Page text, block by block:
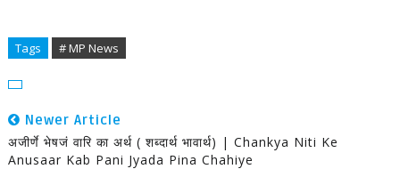
Tags # MP News
Newer Article
अजीर्णे भेषजं वारि का अर्थ ( शब्दार्थ भावार्थ) | Chankya Niti Ke
Anusaar Kab Pani Jyada Pina Chahiye